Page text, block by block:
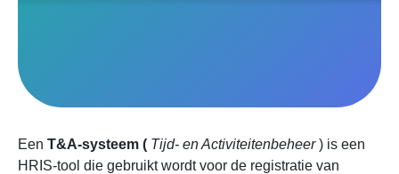
Een T&A-systeem ( Tijd- en Activiteitenbeheer) is een
HRIS-tool die gebruikt wordt voor de registratie van